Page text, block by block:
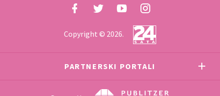
Copyright © 2026.
PARTNERSKI PORTALI